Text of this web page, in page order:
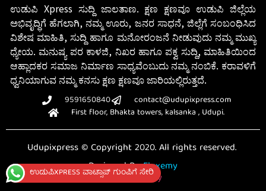
ಉಡುಪಿXPRESS ವಾಟ್ಸಾಪ್ ಗುಂಪಿಗೆ ಸೇರಿ
ಉಡುಪಿ Xpress ಸುದ್ದಿ ಜಾಲತಾಣ. ಕ್ಷಣ ಕ್ಷಣವೂ ಉಡುಪಿ ಜಿಲ್ಲೆಯ
ಅಭಿವೃದ್ಧಿಗೆ ಹೆಗಲಾಗಿ, ನಮ್ಮ ಊರು, ಜನರ ಸಾಧನೆ, ಜಿಲ್ಲೆಗೆ ಸಂಬಂಧಿಸಿದ
ವಿಶೇಷ ಮಾಹಿತಿ, ಸುದ್ದಿ ಹಾಗೂ ಮನೋರಂಜನೆ ನೀಡುವುದು ನಮ್ಮ ಮುಖ್ಯ
ಧ್ಯೇಯ. ಮನುಷ್ಯ ಪರ ಕಾಳಜಿ, ನಿಖರ ಹಾಗೂ ಪಕ್ವ ಸುದ್ದಿ, ಮಾಹಿತಿಯಿಂದ
ಆಹ್ಲಾದಕರ ಸಮಾಜ ನಿರ್ಮಾಣ ಸಾಧ್ಯವೆಂಬುದು ನಮ್ಮ ನಂಬಿಕೆ. ಕರಾವಳಿಗೆ
ಧ್ವನಿಯಾಗುವ ನಮ್ಮ ಕನಸು ಕ್ಷಣ ಕ್ಷಣವೂ ಜಾರಿಯಲ್ಲಿರುತ್ತದೆ.
9591650840
contact@udupixpress.com
First floor, Bhakta towers, kalsanka , Udupi.
Udupixpress © Copyright 2020. All rights reserved.
Designed ByFluxemy
Privacy Policy